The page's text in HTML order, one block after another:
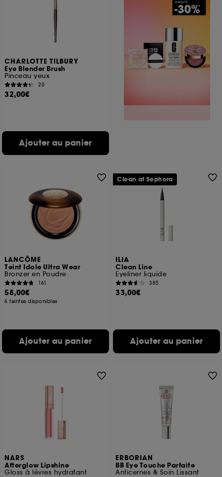
CHARLOTTE TILBURY
Eye Blender Brush
Pinceau yeux
20
32,00€
Ajouter au panier
LANCÔME
Teint Idole Ultra Wear
Bronzer en Poudre
161
58,00€
6 teintes disponibles
Ajouter au panier
ILIA
Clean Line
Eyeliner liquide
385
33,00€
Ajouter au panier
Clean at Sephora
NARS
Afterglow Lipshine
Gloss à lèvres hydratant
ERBORIAN
BB Eye Touche Parfaite
Anticernes & Soin Lissant